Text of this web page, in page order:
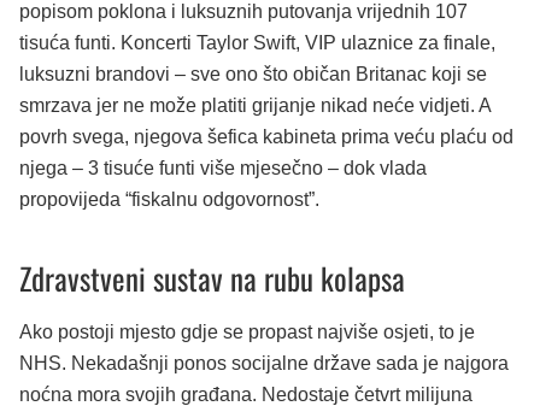
popisom poklona i luksuznih putovanja vrijednih 107
tisuća funti. Koncerti Taylor Swift, VIP ulaznice za finale,
luksuzni brandovi – sve ono što običan Britanac koji se
smrzava jer ne može platiti grijanje nikad neće vidjeti. A
povrh svega, njegova šefica kabineta prima veću plaću od
njega – 3 tisuće funti više mjesečno – dok vlada
propovijeda “fiskalnu odgovornost”.
Zdravstveni sustav na rubu kolapsa
Ako postoji mjesto gdje se propast najviše osjeti, to je
NHS. Nekadašnji ponos socijalne države sada je najgora
noćna mora svojih građana. Nedostaje četvrt milijuna